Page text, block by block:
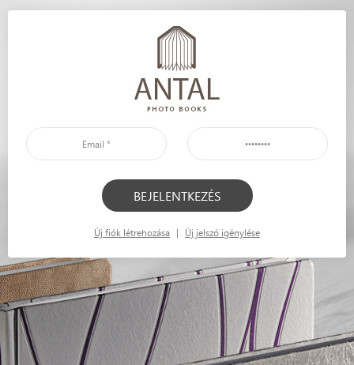
Új fiók létrehozása | Új jelszó igénylése